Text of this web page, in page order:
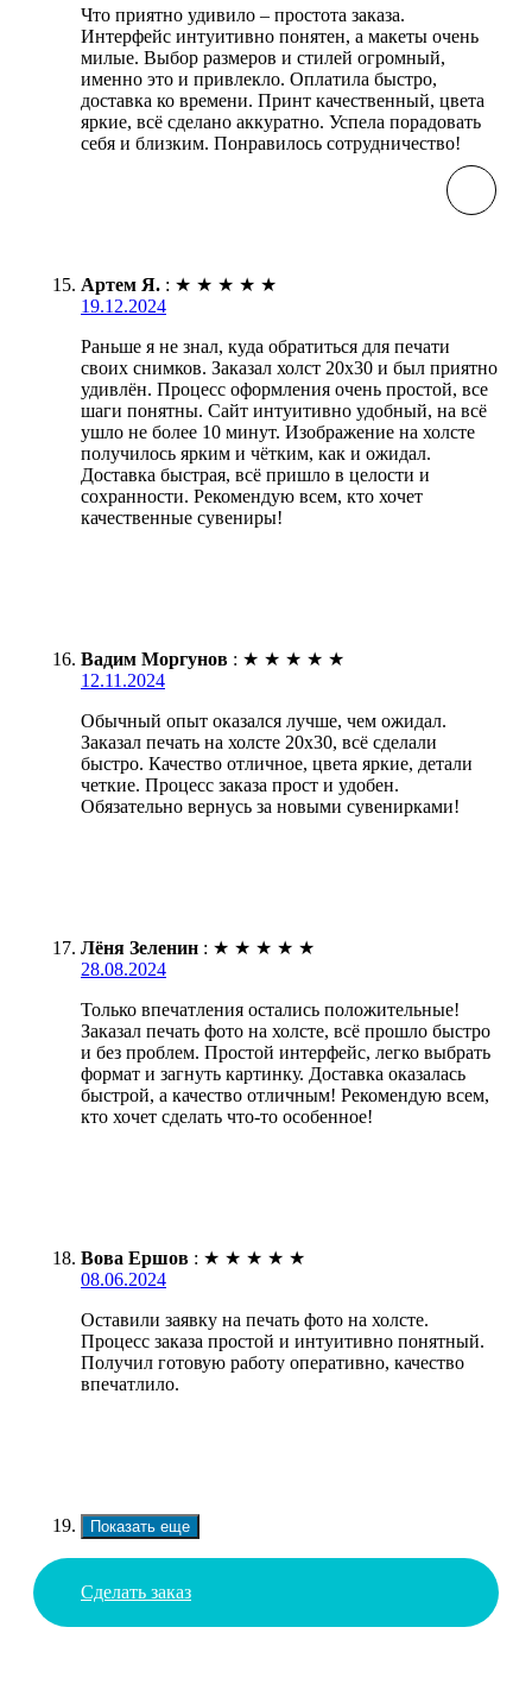
Что приятно удивило – простота заказа.
Интерфейс интуитивно понятен, а макеты очень
милые. Выбор размеров и стилей огромный,
именно это и привлекло. Оплатила быстро,
доставка ко времени. Принт качественный, цвета
яркие, всё сделано аккуратно. Успела порадовать
себя и близким. Понравилось сотрудничество!
Артем Я. : ★ ★ ★ ★ ★
19.12.2024
Раньше я не знал, куда обратиться для печати
своих снимков. Заказал холст 20х30 и был приятно
удивлён. Процесс оформления очень простой, все
шаги понятны. Сайт интуитивно удобный, на всё
ушло не более 10 минут. Изображение на холсте
получилось ярким и чётким, как и ожидал.
Доставка быстрая, всё пришло в целости и
сохранности. Рекомендую всем, кто хочет
качественные сувениры!
Вадим Моргунов : ★ ★ ★ ★ ★
12.11.2024
Обычный опыт оказался лучше, чем ожидал.
Заказал печать на холсте 20х30, всё сделали
быстро. Качество отличное, цвета яркие, детали
четкие. Процесс заказа прост и удобен.
Обязательно вернусь за новыми сувенирками!
Лёня Зеленин : ★ ★ ★ ★ ★
28.08.2024
Только впечатления остались положительные!
Заказал печать фото на холсте, всё прошло быстро
и без проблем. Простой интерфейс, легко выбрать
формат и загнуть картинку. Доставка оказалась
быстрой, а качество отличным! Рекомендую всем,
кто хочет сделать что-то особенное!
Вова Ершов : ★ ★ ★ ★ ★
08.06.2024
Оставили заявку на печать фото на холсте.
Процесс заказа простой и интуитивно понятный.
Получил готовую работу оперативно, качество
впечатлило.
Показать еще
Сделать заказ